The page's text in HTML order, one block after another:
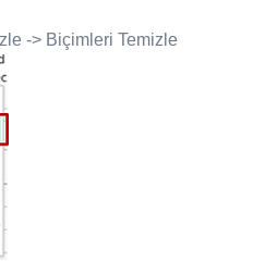
-> Biçimleri Temizle